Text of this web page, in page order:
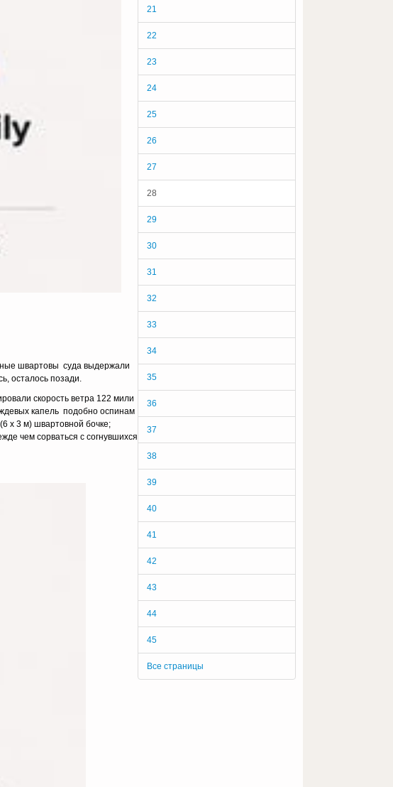
21
22
23
24
25
26
27
28
29
30
31
32
33
34
35
36
37
38
39
40
41
42
43
44
45
Все страницы
швартовы суда выдержали
осталось позади.
скорость ветра 122 мили
капель подобно оспинам
х 3 м) швартовной бочке;
чем сорваться с согнувшихся